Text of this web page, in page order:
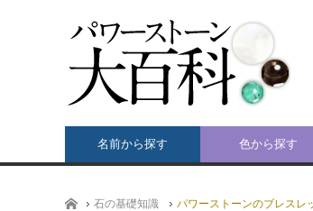
名前から探す 色から探す
ホーム石の基礎知識 パワーストーンのブレスレ